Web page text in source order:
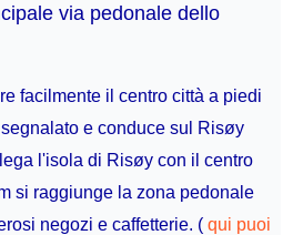
via pedonale dello
facilmente il centro città a piedi
e conduce sul Risøy
l'isola di Risøy con il centro
si raggiunge la zona pedonale
negozi e caffetterie. ( qui puoi